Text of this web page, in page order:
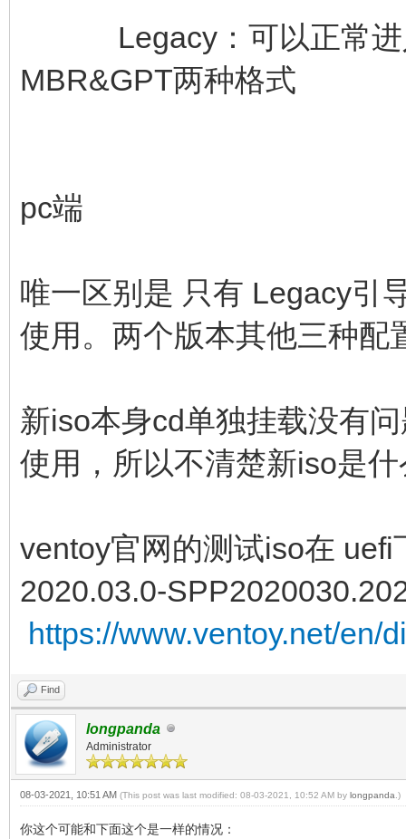
Legacy：可以正常进入
MBR&GPT两种格式
pc端
唯一区别是 只有 Legacy引
使用。两个版本其他三种配
新iso本身cd单独挂载没有
使用，所以不清楚新iso是
ventoy官网的测试iso在
2020.03.0-
https://www.ventoy.net/en/
Find
longpanda
Administrator
08-03-2021, 10:51 AM (This post was last modified: 08-03-2021, 10:52 AM by longpanda .)
你这个可能和下面这个是一样的情况：